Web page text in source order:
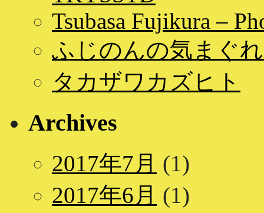
Tsubasa Fujikura –
ふじのんの気まぐ
タカザワカズヒト
Archives
2017年7月 (1)
2017年6月 (1)